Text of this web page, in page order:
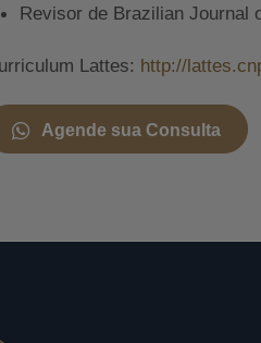
Revisor de Brazilian Journal
Lattes: http://
Agende sua Consulta